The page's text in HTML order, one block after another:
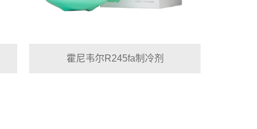
霍尼韦尔R245fa制冷剂